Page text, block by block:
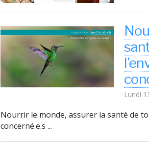
Lundi
Nourrir le monde, assurer la santé de
concerné.e.s ...